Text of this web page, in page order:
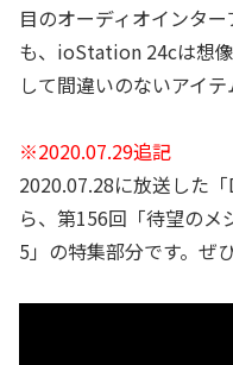
目のオーディオインタ
も、ioStation 24cは想
して間違いのないアイテ
※2020.07.29追記
2020.07.28に放送した
ら、第156回「待望の
5」の特集部分です。ぜ